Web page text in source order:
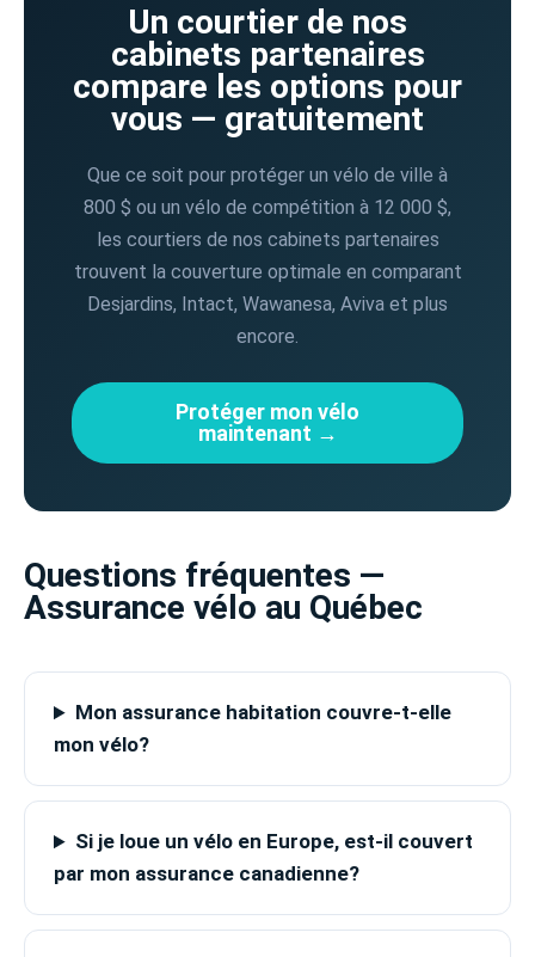
Un courtier de nos
cabinets partenaires
compare les options pour
vous — gratuitement
Que ce soit pour protéger un vélo de ville à
800 $ ou un vélo de compétition à 12 000 $,
les courtiers de nos cabinets partenaires
trouvent la couverture optimale en comparant
Desjardins, Intact, Wawanesa, Aviva et plus
encore.
Protéger mon vélo
maintenant →
Questions fréquentes —
Assurance vélo au Québec
Mon assurance habitation couvre-t-elle
mon vélo?
Si je loue un vélo en Europe, est-il couvert
par mon assurance canadienne?